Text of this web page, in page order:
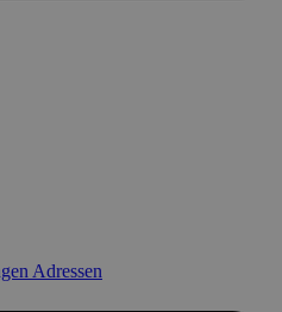
Adressen